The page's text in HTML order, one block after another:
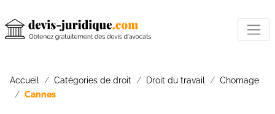
Accueil Catégories de droit Droit du travail
Chomage
Cannes